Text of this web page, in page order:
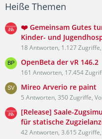
Heiße Themen
❤️ Gemeinsam Gutes
Kinder- und
18 Antworten, 1.127
OpenBeta der vR 146.2
161 Antworten, 17.454
Mireo Arverio re paint
5 Antworten, 350 Zugriffe,
[Release] Saale-
für statische
42 Antworten, 3.615